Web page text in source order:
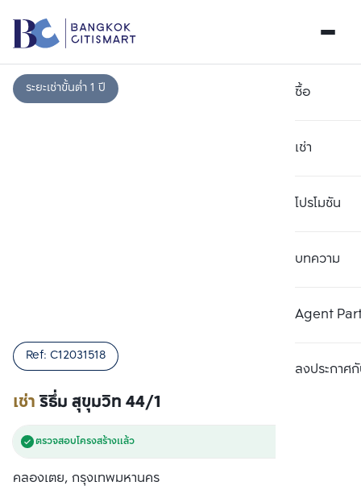
ซื้อ
เช่า
โปรโมชัน
บทความ
Agent
ลงประกาศกั
ระยะเช่าขั้นต่ำ 1 ปี
เช่าริธึ่ม สุขุมวิท 44/1
Ref: C12031518
ตรวจสอบโครงสร้างแล้ว
คลองเตย, กรุงเทพมหานคร